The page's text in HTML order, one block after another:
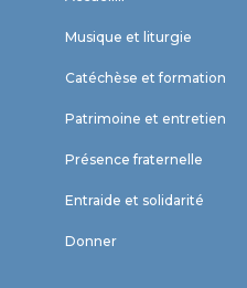
Musique et liturgie
Catéchèse et formation
Patrimoine et entretien
Présence fraternelle
Entraide et solidarité
Donner